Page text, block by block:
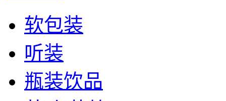
软包装
听装
瓶装饮品